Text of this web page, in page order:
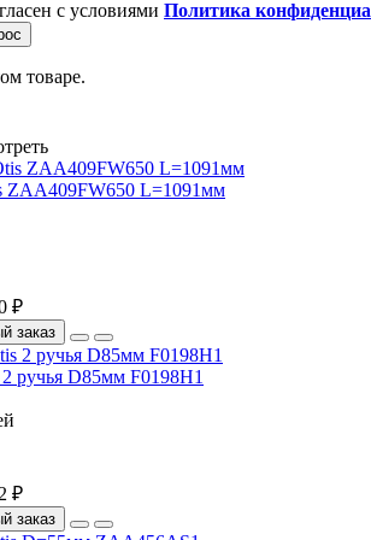
с условиями Политика
товаре.
ZAA409FW650 L=1091мм
₽
заказ
ручья D85мм F0198H1
₽
заказ